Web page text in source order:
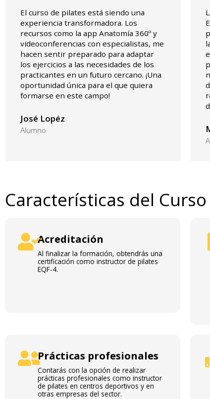
El curso de pilates está siendo una
experiencia transformadora. Los
recursos como la app Anatomía 360º y
videoconferencias con especialistas, me
hacen sentir preparado para adaptar
los ejercicios a las necesidades de los
practicantes en un futuro cercano. ¡Una
oportunidad única para el que quiera
formarse en este campo!
José Lopéz
Alumno
Características del
Acreditación
Al finalizar la formación, obtendrás una
certificación como instructor de pilates
EQF-4.
Prácticas profesionales
Contarás con la opción de realizar
prácticas profesionales como instructor
de pilates en centros deportivos y en
otras empresas del sector.